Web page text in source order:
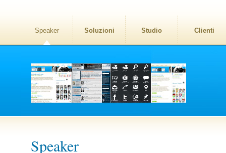
Speaker Soluzioni Studio Clienti
Speaker